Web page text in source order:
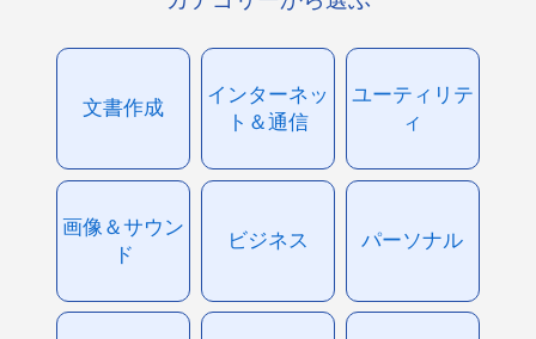
文書作成
インターネッ
ト＆通信
ユーティリテ
ィ
画像＆サウン
ド
ビジネス パーソナル